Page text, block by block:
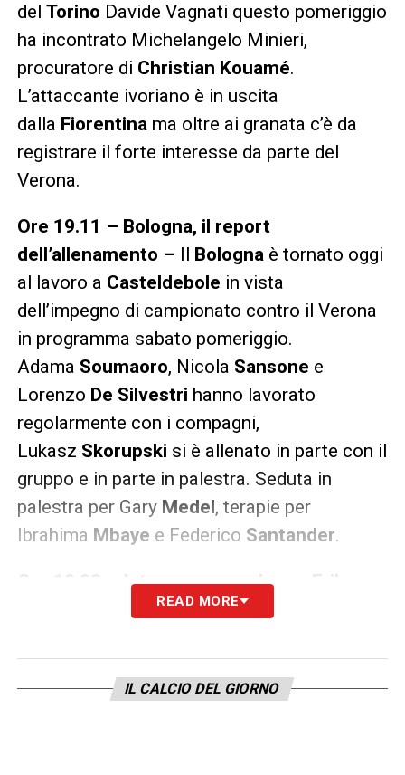
del Torino Davide Vagnati questo pomeriggio
ha incontrato Michelangelo Minieri,
procuratore di Christian Kouamé.
L’attaccante ivoriano è in uscita
dalla Fiorentinama oltre ai granata c’è da
registrare il forte interesse da parte del
Verona.
Ore 19.11 – Bologna, il report
dell’allenamento –
Bolognaè tornato oggi
al lavoro a Casteldebole in vista
dell’impegno di campionato contro il Verona
in programma sabato pomeriggio.
Adama Soumaoro, Nicola Sansone e
Lorenzo De Silvestri hanno lavorato
regolarmente con i compagni,
Lukasz Skorupski si è allenato in parte con il
gruppo e in parte in palestra. Seduta in
palestra per Gary Medel, terapie per
Ibrahima Mbaye e Federico Santander.
Ore 19.03 – Inter, nuovo ruolo per Eriksen
Il tecnico dell’Inter Antonio Conte ha
impiegato in un nuovo ruolo:«Nella carriera
di un giocatore ci sono momenti favorevoli e
READ MORE
IL CALCIO DEL GIORNO